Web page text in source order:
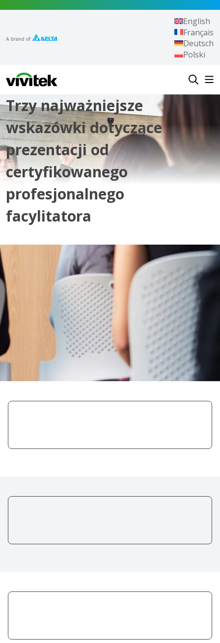
Vivitek
English
Français
Deutsch
Polski
Trzy najważniejsze
wskazówki dotyczące
prezentacji od
certyfikowanego
profesjonalnego
facylitatora